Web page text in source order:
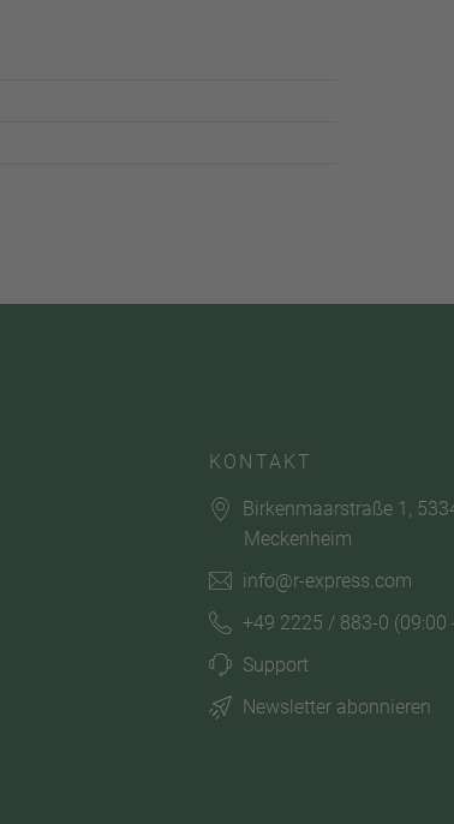
KONTAKT
Birkenmaarstraße 1,
Meckenheim
info@r-express.com
+49 2225 / 883-0 (09:00
Support
Newsletter abonnieren